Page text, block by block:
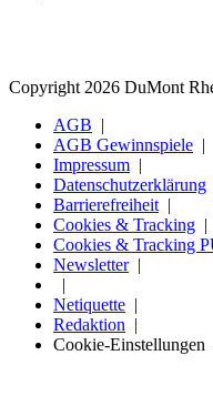
Copyright 2026 DuMont
AGB
AGB Gewinnspiele
Impressum
Datenschutzerklärung
Barrierefreiheit
Cookies & Tracking
Cookies & Tracking
Newsletter
Netiquette
Redaktion
Cookie-Einstellungen